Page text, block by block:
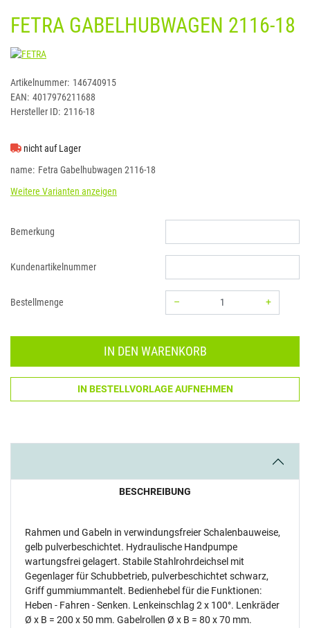
FETRA GABELHUBWAGEN 2116-18
Artikelnummer: 146740915
EAN: 4017976211688
Hersteller ID: 2116-18
nicht auf Lager
name
Fetra Gabelhubwagen 2116-18
Weitere Varianten anzeigen
Bemerkung
Kundenartikelnummer
Bestellmenge –
+
IN DEN WARENKORB
IN BESTELLVORLAGE AUFNEHMEN
BESCHREIBUNG
Rahmen und Gabeln in verwindungsfreier Schalenbauweise,
gelb pulverbeschichtet. Hydraulische Handpumpe
wartungsfrei gelagert. Stabile Stahlrohrdeichsel mit
Gegenlager für Schubbetrieb, pulverbeschichtet schwarz,
Griff gummiummantelt. Bedienhebel für die Funktionen:
Heben - Fahren - Senken. Lenkeinschlag 2 x 100°. Lenkräder
Ø x B = 200 x 50 mm. Gabelrollen Ø x B = 80 x 70 mm.